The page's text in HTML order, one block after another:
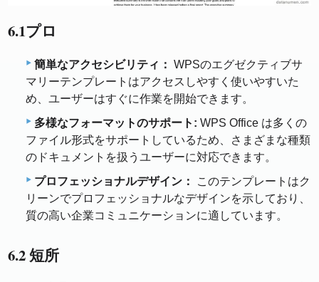
6.1プロ
簡単なアクセシビリティ： WPSのエグゼクティブサ
マリーテンプレートはアクセスしやすく使いやすいた
め、ユーザーはすぐに作業を開始できます。
多様なフォーマットのサポート: WPS Office は多くの
ファイル形式をサポートしているため、さまざまな種類
のドキュメントを扱うユーザーに対応できます。
プロフェッショナルデザイン：
このテンプレートはク
リーンでプロフェッショナルなデザインを示しており、
質の高い企業コミュニケーションに適しています。
6.2 短所